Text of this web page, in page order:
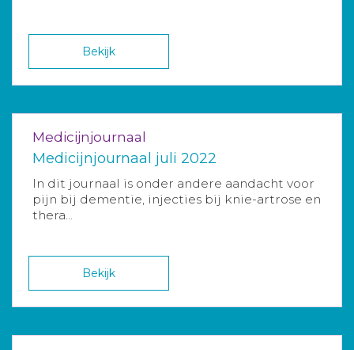
Bekijk
Medicijnjournaal
Medicijnjournaal juli 2022
In dit journaal is onder andere aandacht voor
pijn bij dementie, injecties bij knie-artrose en
thera...
Bekijk